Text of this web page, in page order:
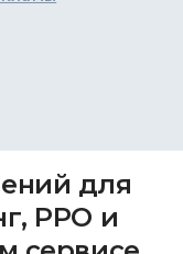
для
РРО и